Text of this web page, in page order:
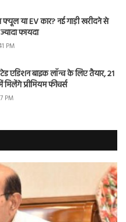
या EV कार? नई गाड़ी खरीदने से
फायदा
PM
एडिशन बाइक लॉन्च के लिए तैयार, 21
प्रीमियम फीचर्स
PM